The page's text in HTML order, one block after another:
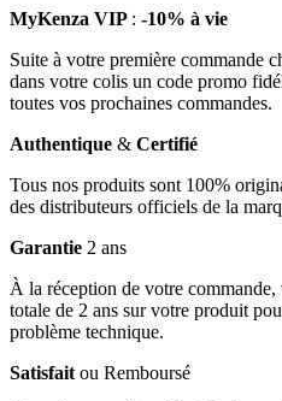
MyKenza VIP : -10% à vie
Suite à votre première commande
dans votre colis un code promo
toutes vos prochaines commandes.
Authentique & Certifié
Tous nos produits sont 100%
des distributeurs officiels de la
Garantie 2 ans
À la réception de votre
totale de 2 ans sur votre produit
problème technique.
Satisfait ou Remboursé